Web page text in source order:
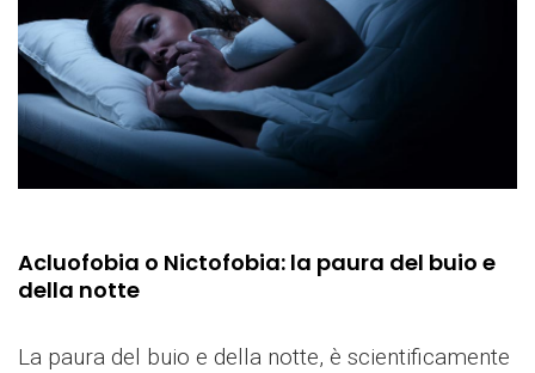
Acluofobia o Nictofobia: la paura del buio e
della notte
La paura del buio e della notte, è scientificamente